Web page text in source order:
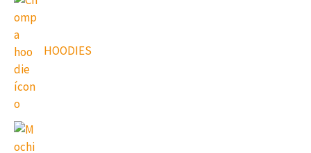
HOODIES